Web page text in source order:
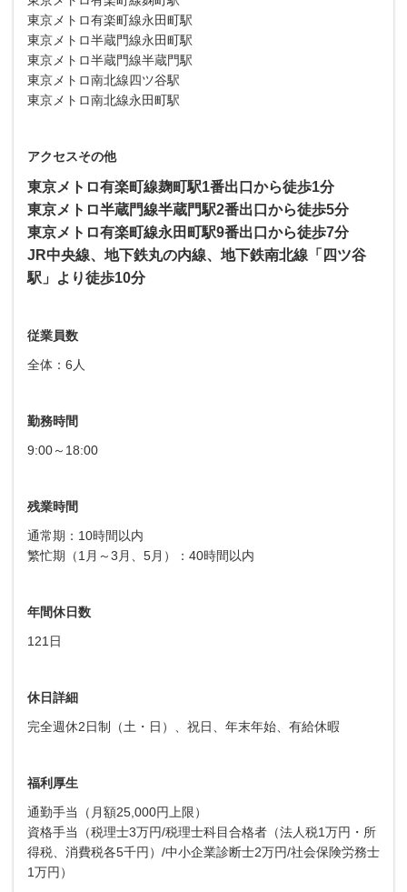
東京メトロ有楽町線永田町駅
東京メトロ半蔵門線永田町駅
東京メトロ半蔵門線半蔵門駅
東京メトロ南北線四ツ谷駅
東京メトロ南北線永田町駅
アクセスその他
東京メトロ有楽町線麹町駅1番出口から徒歩1分
東京メトロ半蔵門線半蔵門駅2番出口から徒歩5分
東京メトロ有楽町線永田町駅9番出口から徒歩7分
JR中央線、地下鉄丸の内線、地下鉄南北線「四ツ谷
駅」より徒歩10分
従業員数
全体：6人
勤務時間
9:00～18:00
残業時間
通常期：10時間以内
繁忙期（1月～3月、5月）：40時間以内
年間休日数
121日
休日詳細
完全週休2日制（土・日）、祝日、年末年始、有給休暇
福利厚生
通勤手当（月額25,000円上限）
資格手当（税理士3万円/税理士科目合格者（法人税1万円・所
得税、消費税各5千円）/中小企業診断士2万円/社会保険労務士
1万円）